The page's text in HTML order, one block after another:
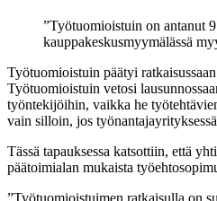
Työtuomioistuin on antanut
kauppakeskusmyymälässä
Työtuomioistuin päätyi
Työtuomioistuin vetosi
työntekijöihin, vaikka he
vain silloin, jos
Tässä tapauksessa katsottiin, että
päätoimialan mukaista
”Työtuomioistuimen ratkaisulla on